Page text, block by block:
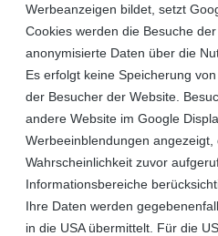
Werbeanzeigen bildet, setzt
Cookies werden die Besuche
anonymisierte Daten über die
Es erfolgt keine Speicherung
der Besucher der Website.
andere Website im Google
Werbeeinblendungen angezeigt,
Wahrscheinlichkeit zuvor
Informationsbereiche
Ihre Daten werden
in die USA übermittelt. Für die